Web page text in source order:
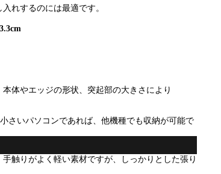
れするのには最適です。
体やエッジの形状、突起部の大きさにより
さいパソコンであれば、他機種でも収納が可能で
触りがよく軽い素材ですが、しっかりとした張り